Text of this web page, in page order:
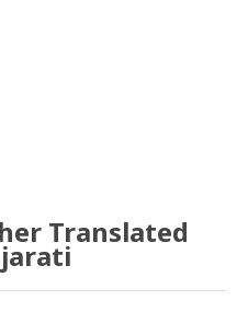
Translated